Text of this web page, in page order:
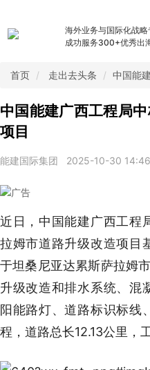
海外业务与国际化战略
成功服务300+优秀出
首页 走出去头条 中国能
中国能建广西工程局
项目
能建国际集团 2025-10-30
近日，中国能建广西工程
拉姆市道路升级改造项目
于坦桑尼亚达累斯萨拉姆
升级改造和排水系统、混
阳能路灯、道路标识标线
程，道路总长12.13公里，